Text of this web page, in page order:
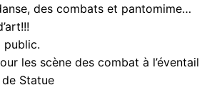
des combats et pantomime…
public.
les scène des combat à l’éventail
Statue